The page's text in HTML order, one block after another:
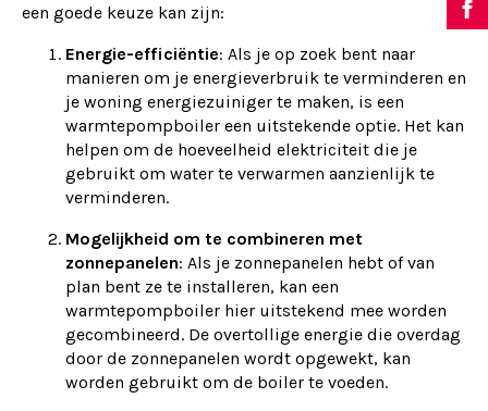
een goede keuze kan zijn:
Energie-efficiëntie: Als je op zoek bent naar
manieren om je energieverbruik te verminderen en
je woning energiezuiniger te maken, is een
warmtepompboiler een uitstekende optie. Het kan
helpen om de hoeveelheid elektriciteit die je
gebruikt om water te verwarmen aanzienlijk te
verminderen.
Mogelijkheid om te combineren met
zonnepanelen: Als je zonnepanelen hebt of van
plan bent ze te installeren, kan een
warmtepompboiler hier uitstekend mee worden
gecombineerd. De overtollige energie die overdag
door de zonnepanelen wordt opgewekt, kan
worden gebruikt om de boiler te voeden.